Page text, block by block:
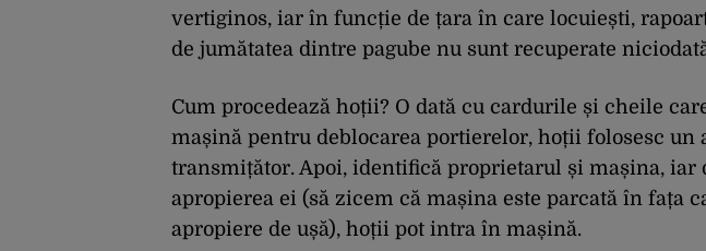
vertiginos, iar în funcție de țara în care locuiești,
de jumătatea dintre pagube nu sunt recuperate
Cum procedează hoții? O dată cu cardurile și cheile
mașină pentru deblocarea portierelor, hoții folosesc un
transmițător. Apoi, identifică proprietarul și mașina, iar
apropierea ei (să zicem că mașina este parcată în fața
apropiere de ușă), hoții pot intra în mașină.